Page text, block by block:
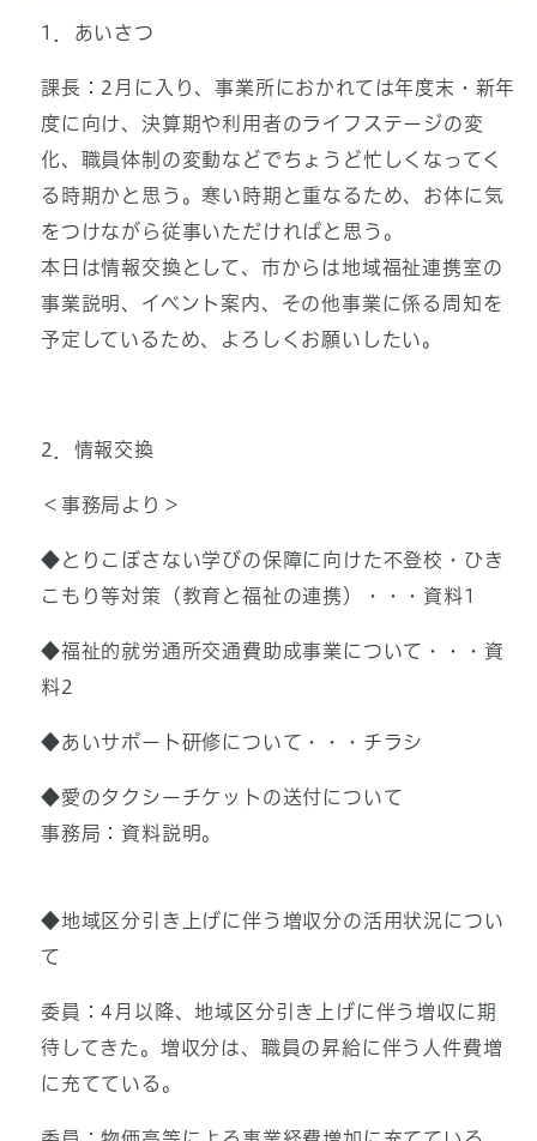
1．あいさつ
課長：2月に入り、事業所におかれては年度末・新年
度に向け、決算期や利用者のライフステージの変
化、職員体制の変動などでちょうど忙しくなってく
る時期かと思う。寒い時期と重なるため、お体に気
をつけながら従事いただければと思う。
本日は情報交換として、市からは地域福祉連携室の
事業説明、イベント案内、その他事業に係る周知を
予定しているため、よろしくお願いしたい。
2．情報交換
＜事務局より＞
◆とりこぼさない学びの保障に向けた不登校・ひき
こもり等対策（教育と福祉の連携）・・・資料1
◆福祉的就労通所交通費助成事業について・・・資
料2
◆あいサポート研修について・・・チラシ
◆愛のタクシーチケットの送付について
事務局：資料説明。
◆地域区分引き上げに伴う増収分の活用状況につい
て
委員：4月以降、地域区分引き上げに伴う増収に期
待してきた。増収分は、職員の昇給に伴う人件費増
に充てている。